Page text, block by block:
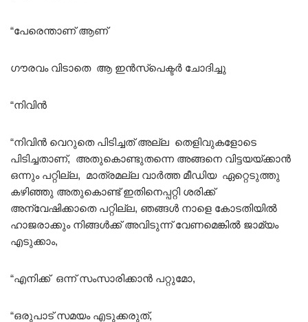
“പേരെന്താണ് ആണ്
ഗൗരവം വിടാതെ ആ ഇൻസ്പെക്ടർ ചോദിച്ചു
“നിവിൻ
“നിവിൻ വെറുതെ പിടിച്ചത് അല്ല തെളിവുകളോടെ
പിടിച്ചതാണ്, അതുകൊണ്ടുതന്നെ അങ്ങനെ വിട്ടയയ്ക്കാൻ
ഒന്നും പറ്റില്ല, മാത്രമല്ല വാർത്ത മീഡിയ ഏറ്റെടുത്തു
കഴിഞ്ഞു അതുകൊണ്ട് ഇതിനെപ്പറ്റി ശരിക്ക്
അന്വേഷിക്കാതെ പറ്റില്ല, ഞങ്ങൾ നാളെ കോടതിയിൽ
ഹാജരാക്കും നിങ്ങൾക്ക് അവിടുന്ന് വേണമെങ്കിൽ ജാമ്യം
എടുക്കാം,
“എനിക്ക് ഒന്ന് സംസാരിക്കാൻ പറ്റുമോ,
“ഒരുപാട് സമയം എടുക്കരുത്,